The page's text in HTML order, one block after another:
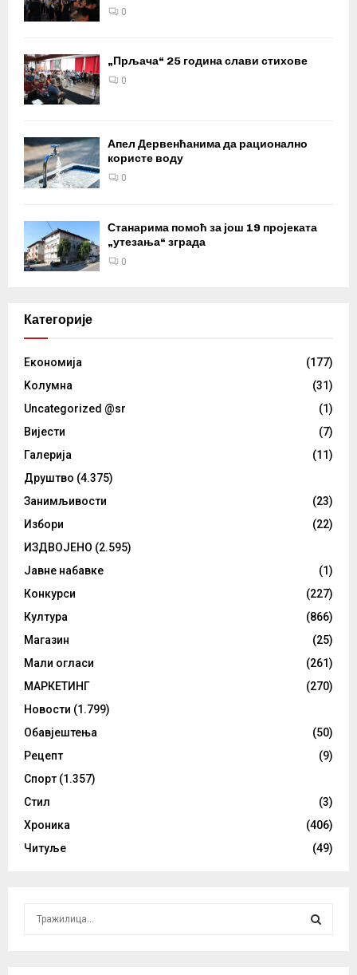
0
„Прљача“ 25 година слави стихове
0
Апел Дервенћанима да рационално
користе воду
0
Станарима помоћ за још 19 пројеката
„утезања“ зграда
0
Категорије
Eкономија
(177)
Kолумнa
(31)
Uncategorized @sr
(1)
Вијести
(7)
Галерија
(11)
Друштво (4.375)
Занимљивости
(23)
Избори
(22)
ИЗДВОЈЕНО (2.595)
Јавне набавке
(1)
Конкурси
(227)
Култура
(866)
Магазин
(25)
Мали огласи
(261)
МАРКЕТИНГ
(270)
Новости (1.799)
Обавјештења
(50)
Рецепт
(9)
Спорт (1.357)
Стил
(3)
Хроника
(406)
Читуље
(49)